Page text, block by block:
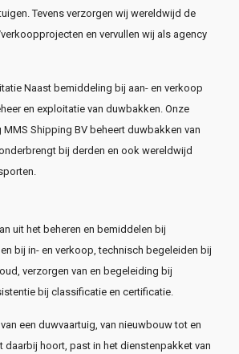
Tevens verzorgen wij wereldwijd de
en vervullen wij als agency
Naast bemiddeling bij aan- en verkoop
en exploitatie van duwbakken. Onze
Shipping BV beheert duwbakken van
bij derden en ook wereldwijd
uit het beheren en bemiddelen bij
bij in- en verkoop, technisch begeleiden bij
verzorgen van en begeleiding bij
bij classificatie en certificatie.
een duwvaartuig, van nieuwbouw tot en
daarbij hoort, past in het dienstenpakket van